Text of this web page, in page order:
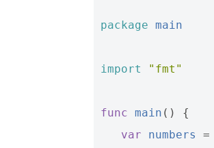
package main
import "fmt"
func main ()
{
var
numbers =